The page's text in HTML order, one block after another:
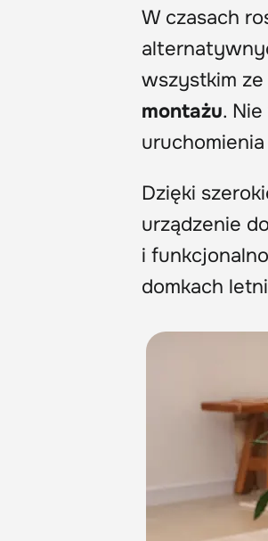
W czasach
wszystkim
montażu.
Dzięki
urządzenie
i
domkach